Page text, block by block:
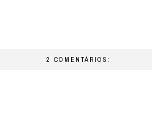
2 COMENTÁRIOS: